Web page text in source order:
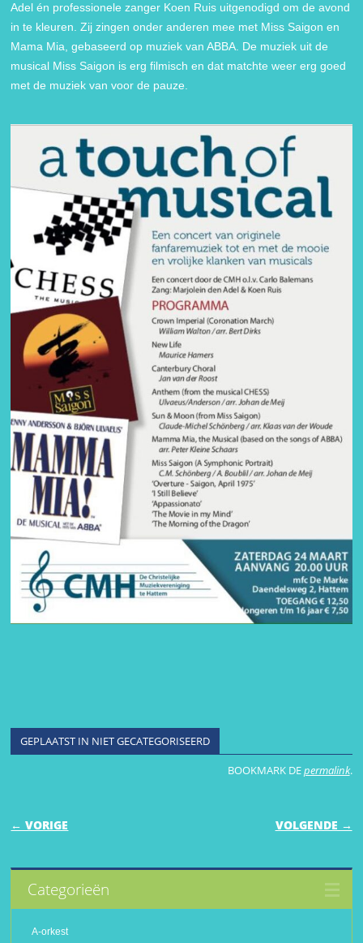
Adel én professionele zanger Koen Ruis uitgenodigd om de avond
in te kleuren. Zij zingen onder anderen mee met Miss Saigon en
Mama Mia, gebaseerd op muziek van ABBA. De muziek uit de
musical Miss Saigon is erg filmisch en dat matchte weer erg goed
met de muziek van voor de pauze.
GEPLAATST IN NIET GECATEGORISEERD
BOOKMARK DEpermalink.
BERICHTNAVIGATIE
← VORIGE VOLGENDE →
Categorieën
A-orkest